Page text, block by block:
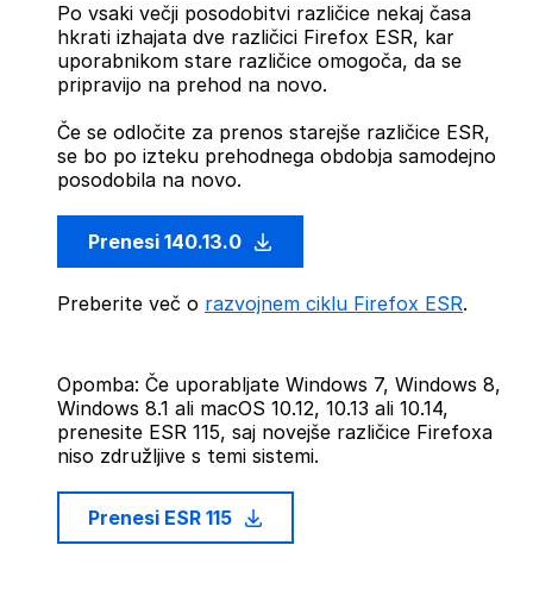
Po vsaki večji posodobitvi različice nekaj časa
hkrati izhajata dve različici Firefox ESR, kar
uporabnikom stare različice omogoča, da se
pripravijo na prehod na novo.
Če se odločite za prenos starejše različice ESR,
se bo po izteku prehodnega obdobja samodejno
posodobila na novo.
Prenesi 140.13.0
Preberite več o razvojnem ciklu Firefox ESR.
Opomba: Če uporabljate Windows 7, Windows 8,
Windows 8.1 ali macOS 10.12, 10.13 ali 10.14,
prenesite ESR 115, saj novejše različice Firefoxa
niso združljive s temi sistemi.
Prenesi ESR 115